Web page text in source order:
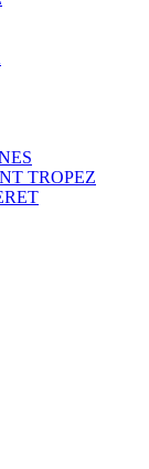
TROPEZ